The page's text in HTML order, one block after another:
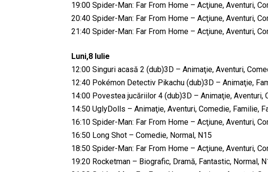
19:00 Spider-Man: Far From Home – Acţiune, Aventuri,
20:40 Spider-Man: Far From Home – Acţiune, Aventuri,
21:40 Spider-Man: Far From Home – Acţiune, Aventuri,
Luni,8 Iulie
12:00 Singuri acasă 2 (dub)3D – Animaţie, Aventuri,
12:40 Pokémon Detectiv Pikachu (dub)3D – Animaţie,
14:00 Povestea jucăriilor 4 (dub)3D – Animaţie, Aventuri,
14:50 UglyDolls – Animaţie, Aventuri, Comedie, Familie,
16:10 Spider-Man: Far From Home – Acţiune, Aventuri,
16:50 Long Shot – Comedie, Normal, N15
18:50 Spider-Man: Far From Home – Acţiune, Aventuri,
19:20 Rocketman – Biografic, Dramă, Fantastic, Normal,